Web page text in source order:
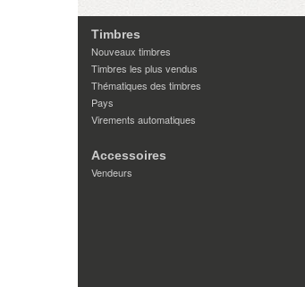
Timbres
Nouveaux timbres
Timbres les plus vendus
Thématiques des timbres
Pays
Virements automatiques
Accessoires
Vendeurs